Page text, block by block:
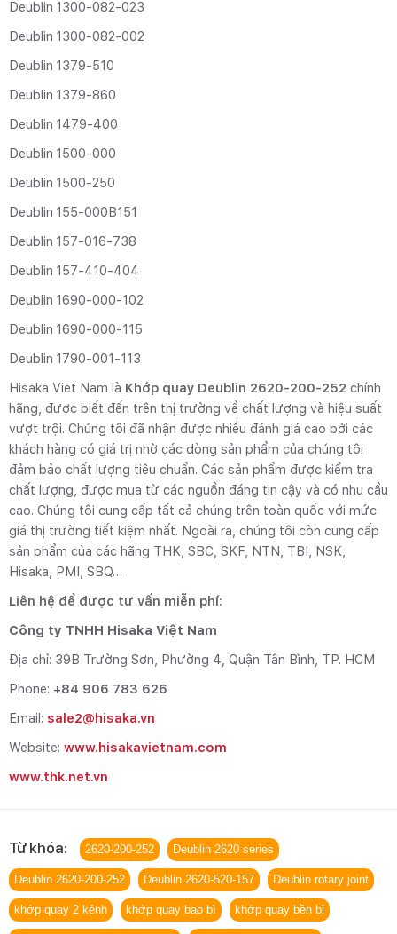
Deublin 1300‑082‑023
Deublin 1300‑082‑002
Deublin 1379‑510
Deublin 1379‑860
Deublin 1479‑400
Deublin 1500‑000
Deublin 1500‑250
Deublin 155‑000B151
Deublin 157‑016‑738
Deublin 157‑410‑404
Deublin 1690‑000‑102
Deublin 1690‑000‑115
Deublin 1790‑001‑113
Hisaka Viet Nam là Khớp quay Deublin 2620‑200‑252 chính
hãng, được biết đến trên thị trường về chất lượng và hiệu suất
vượt trội. Chúng tôi đã nhận được nhiều đánh giá cao bởi các
khách hàng có giá trị nhờ các dòng sản phẩm của chúng tôi
đảm bảo chất lượng tiêu chuẩn. Các sản phẩm được kiểm tra
chất lượng, được mua từ các nguồn đáng tin cậy và có nhu cầu
cao. Chúng tôi cung cấp tất cả chúng trên toàn quốc với mức
giá thị trường tiết kiệm nhất. Ngoài ra, chúng tôi còn cung cấp
sản phẩm của các hãng THK, SBC, SKF, NTN, TBI, NSK,
Hisaka, PMI, SBQ…
Liên hệ để được tư vấn miễn phí:
Công ty TNHH Hisaka Việt Nam
Địa chỉ: 39B Trường Sơn, Phường 4, Quận Tân Bình, TP. HCM
Phone: +84 906 783 626
Email: sale2@hisaka.vn
Website: www.hisakavietnam.com
www.thk.net.vn
Từ khóa: 2620‑200‑252 Deublin 2620 series
Deublin 2620‑200‑252 Deublin 2620‑520‑157 Deublin rotary joint
khớp quay 2 kênh khớp quay bao bì khớp quay bền bỉ